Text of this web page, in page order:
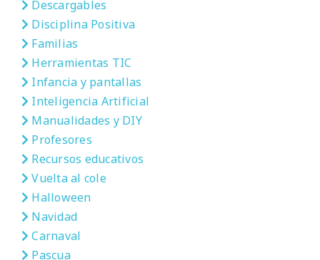
Descargables
Disciplina Positiva
Familias
Herramientas TIC
Infancia y pantallas
Inteligencia Artificial
Manualidades y DIY
Profesores
Recursos educativos
Vuelta al cole
Halloween
Navidad
Carnaval
Pascua